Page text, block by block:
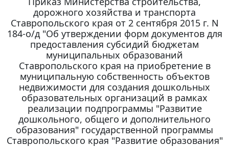
дорожного хозяйства и транспорта
Ставропольского края от 2 сентября 2015 г. N
184-о/д "Об утверждении форм документов для
предоставления субсидий бюджетам
муниципальных образований
Ставропольского края на приобретение в
муниципальную собственность объектов
недвижимости для создания дошкольных
образовательных организаций в рамках
реализации подпрограммы "Развитие
дошкольного, общего и дополнительного
образования" государственной программы
Ставропольского края "Развитие образования"